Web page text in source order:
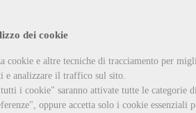
dei cookie
cookie e altre tecniche di tracciamento per
e analizzare il traffico sul sito.
i cookie" saranno attivate tutte le categorie
oppure accetta solo i cookie essenziali
I quartieri di Pisa: Sant'Antonio